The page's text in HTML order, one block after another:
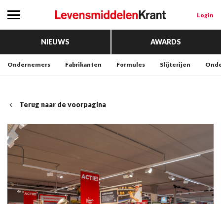
Login
NIEUWS AWARDS
Ondernemers Fabrikanten Formules Slijterijen
Terug naar de voorpagina